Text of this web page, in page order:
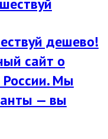
дешево!
сайт о
Мы
— вы